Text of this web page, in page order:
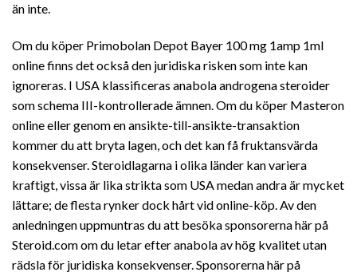
än inte.
Om du köper Primobolan Depot Bayer 100 mg 1amp 1ml
online finns det också den juridiska risken som inte kan
ignoreras. I USA klassificeras anabola androgena steroider
som schema III-kontrollerade ämnen. Om du köper Masteron
online eller genom en ansikte-till-ansikte-transaktion
kommer du att bryta lagen, och det kan få fruktansvärda
konsekvenser. Steroidlagarna i olika länder kan variera
kraftigt, vissa är lika strikta som USA medan andra är mycket
lättare; de flesta rynker dock hårt vid online-köp. Av den
anledningen uppmuntras du att besöka sponsorerna här på
Steroid.com om du letar efter anabola av hög kvalitet utan
rädsla för juridiska konsekvenser. Sponsorerna här på